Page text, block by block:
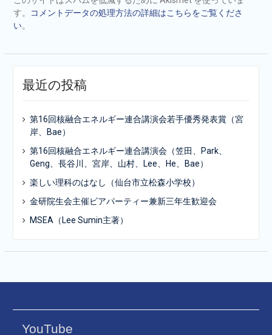
す。
コメントデータの処理方法の詳細はこちらをご覧くださ
い。
最近の投稿
第16回核融合エネルギー連合講演会若手優秀発表賞（宮
岸、Bae）
第16回核融合エネルギー連合講演会（笠田、Park、
Geng、長谷川、宮岸、山村、Lee、He、Bae）
楽しい理科のはなし（仙台市立松森小学校）
金研院生会主催ビアパーティー兼新三年生歓迎会
MSEA（Lee Sumin主著）
YouTube